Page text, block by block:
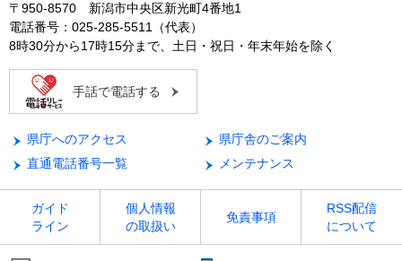
〒950-8570 新潟市中央区新光町4番地1
電話番号：025-285-5511（代表）
8時30分から17時15分まで、土日・祝日・年末年始を除く
手話で電話する
県庁へのアクセス
県庁舎のご案内
直通電話番号一覧
メンテナンス
ガイド
ライン
個人情報
の取扱い
免責事項
RSS配信
について